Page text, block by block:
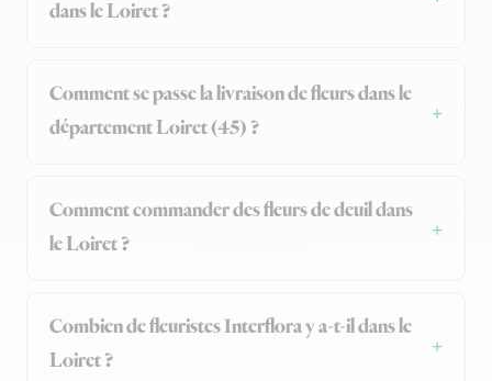
dans le Loiret ?
Comment se passe la livraison de fleurs dans le
département Loiret (45) ?
Comment commander des fleurs de deuil dans
le Loiret ?
Combien de fleuristes Interflora y a-t-il dans le
Loiret ?